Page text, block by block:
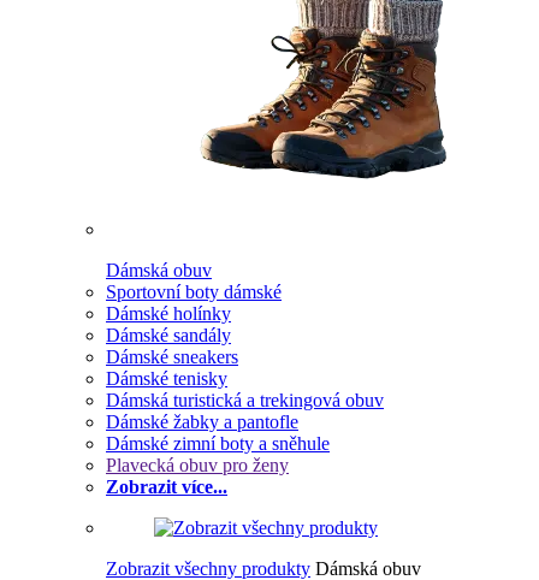
Dámská obuv
Sportovní boty dámské
Dámské holínky
Dámské sandály
Dámské sneakers
Dámské tenisky
Dámská turistická a trekingová obuv
Dámské žabky a pantofle
Dámské zimní boty a sněhule
Plavecká obuv pro ženy
Zobrazit více...
Zobrazit všechny produkty Dámská obuv